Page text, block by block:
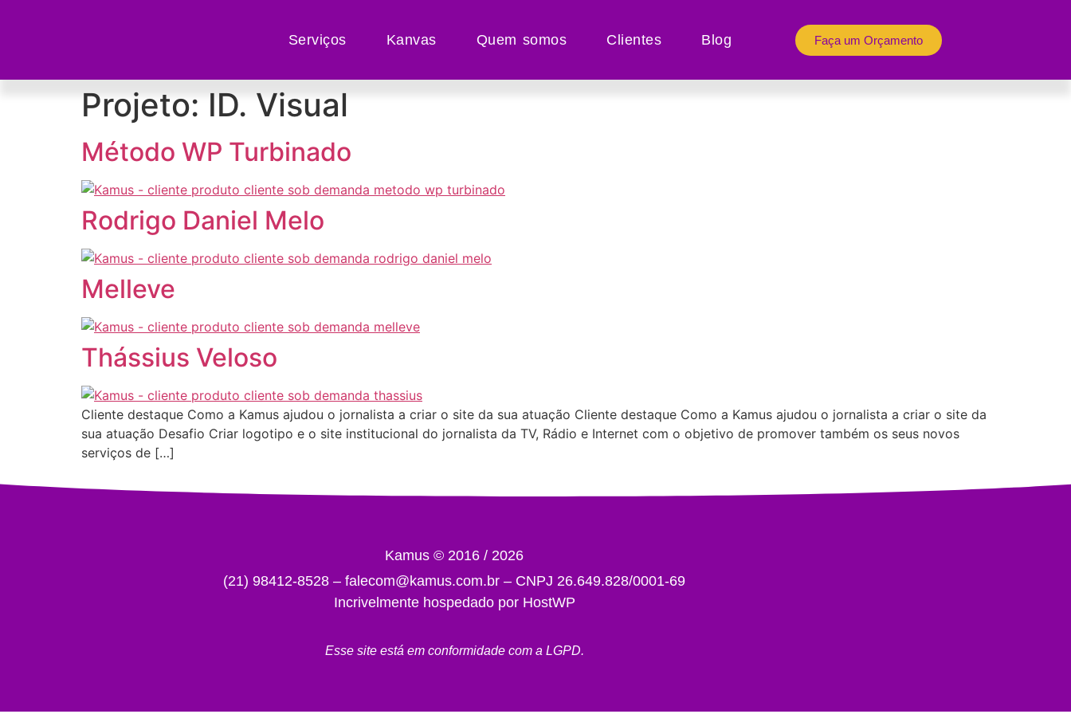
Serviços Kanvas Quem somos Clientes Blog Faça um Orçamento
Projeto: ID. Visual
Método WP Turbinado
Rodrigo Daniel Melo
Melleve
Thássius Veloso
Cliente destaque Como a Kamus ajudou o jornalista a criar o site da sua atuação Cliente destaque Como a Kamus ajudou o jornalista a criar o site da
sua atuação Desafio Criar logotipo e o site institucional do jornalista da TV, Rádio e Internet com o objetivo de promover também os seus novos
serviços de […]
Kamus © 2016 / 2026
(21) 98412-8528 – falecom@kamus.com.br – CNPJ 26.649.828/0001-69
Incrivelmente hospedado por HostWP
Esse site está em conformidade com a LGPD.